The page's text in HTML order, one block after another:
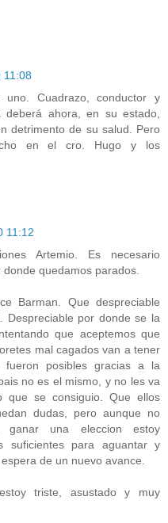
11:08
Cuadrazo, conductor y
deberá ahora, en su estado,
detrimento de su salud. Pero
en el cro. Hugo y los
11:12
Artemio. Es necesario
quedamos parados.
Barman. Que despreciable
Despreciable por donde se la
que aceptemos que
mal cagados van a tener
posibles gracias a la
no es el mismo, y no les va
se consiguio. Que ellos
dudas, pero aunque no
ganar una eleccion estoy
suficientes para aguantar y
de un nuevo avance.
triste, asustado y muy